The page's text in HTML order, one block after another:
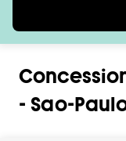
- Sao-